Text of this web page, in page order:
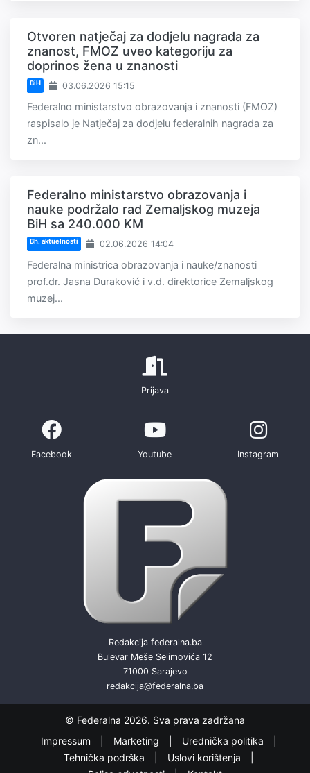
Otvoren natječaj za dodjelu nagrada za
znanost, FMOZ uveo kategoriju za
doprinos žena u znanosti
BiH 03.06.2026 15:15
Federalno ministarstvo obrazovanja i znanosti (FMOZ)
raspisalo je Natječaj za dodjelu federalnih nagrada za
zn...
Federalno ministarstvo obrazovanja i
nauke podržalo rad Zemaljskog muzeja
BiH sa 240.000 KM
Bh. aktuelnosti 02.06.2026 14:04
Federalna ministrica obrazovanja i nauke/znanosti
prof.dr. Jasna Duraković i v.d. direktorice Zemaljskog
muzej...
Prijava
Facebook Youtube Instagram
Redakcija federalna.ba
Bulevar Meše Selimovića 12
71000 Sarajevo
redakcija@federalna.ba
© Federalna 2026. Sva prava zadržana
Impressum
Marketing
Urednička politika
Tehnička podrška
Uslovi korištenja